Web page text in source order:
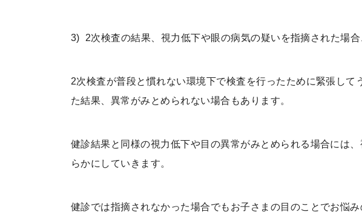
3) 2次検査の結果、視力低下や眼の病気の疑いを指摘された場
2次検査が普段と慣れない環境下で検査を行ったために緊張し
た結果、異常がみとめられない場合もあります。
健診結果と同様の視力低下や目の異常がみとめられる場合には
らかにしていきます。
健診では指摘されなかった場合でもお子さまの目のことでお悩